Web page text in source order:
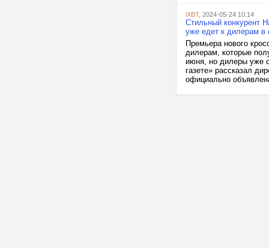
iXBT, 2024-05-24 10:14
Стильный конкурент
уже едет к дилерам в
Премьера нового
дилерам, которые
июня, но дилеры уже
газете» рассказал
официально